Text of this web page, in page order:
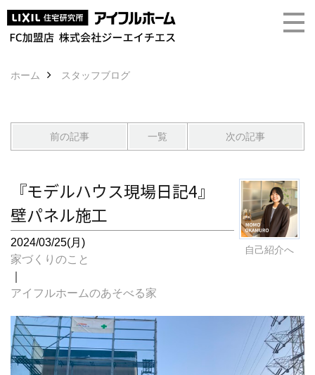
ホーム スタッフブログ
前の記事 一覧 次の記事
自己紹介へ
『モデルハウス現場日記4』
壁パネル施工
2024/03/25(月)
家づくりのこと
アイフルホームのあそべる家